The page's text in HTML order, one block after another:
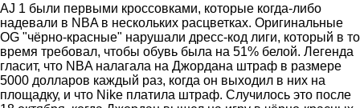
AJ 1 были первыми кроссовками, которые когда-либо
надевали в NBA в нескольких расцветках. Оригинальные
OG "чёрно-красные" нарушали дресс-код лиги, который в то
время требовал, чтобы обувь была на 51% белой. Легенда
гласит, что NBA налагала на Джордана штраф в размере
5000 долларов каждый раз, когда он выходил в них на
площадку, и что Nike платила штраф. Случилось это после